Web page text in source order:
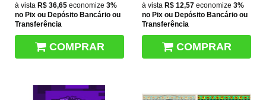
à vista R$ 36,65 economize 3%
no Pix ou Depósito Bancário ou
Transferência
COMPRAR
à vista R$ 12,57 economize 3%
no Pix ou Depósito Bancário ou
Transferência
COMPRAR